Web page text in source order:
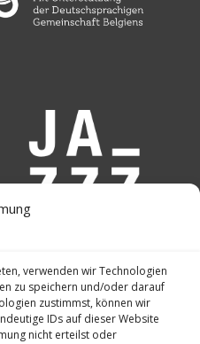
verwenden wir Technologien
zu speichern und/oder darauf
zustimmst, können wir
IDs auf dieser Website
nicht erteilst oder